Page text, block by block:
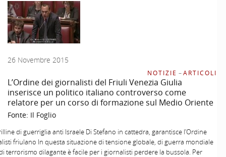
26 Novembre 2015
NOTIZIE –ARTICOLI
L’Ordine dei giornalisti del Friuli Venezia Giulia
inserisce un politico italiano controverso come
relatore per un corso di formazione sul Medio Oriente
Fonte: Il Foglio
di guerriglia anti Israele Di Stefano in cattedra, garantisce l’Ordine
friulano In questa situazione di tensione globale, di guerra mondiale
terrorismo dilagante è facile per i giornalisti perdere la bussola. Per